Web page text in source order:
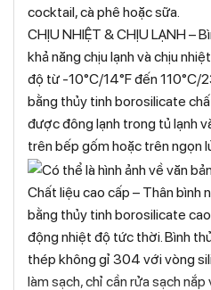
cocktail, cà phê hoặc sữa.
CHỊU NHIỆT & CHỊU LẠNH –
khả năng chịu lạnh và chịu
độ từ -10°C/14°F đến 110°C/
bằng thủy tinh borosilicate
được đông lạnh trong tủ lạnh
trên bếp gốm hoặc trên ngọn
Chất liệu cao cấp – Thân
bằng thủy tinh borosilicate
động nhiệt độ tức thời. Bình
thép không gỉ 304 với vòng
làm sạch, chỉ cần rửa sạch